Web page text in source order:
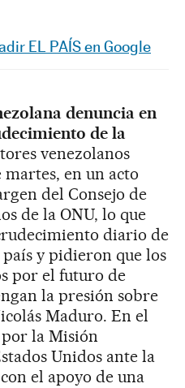
Twitter
Redes Sociales
EL PAÍS en Google
denuncia en
de la
venezolanos
en un acto
del Consejo de
de la ONU, lo que
diario de
y pidieron que los
por el futuro de
la presión sobre
Maduro. En el
la Misión
Unidos ante la
el apoyo de una